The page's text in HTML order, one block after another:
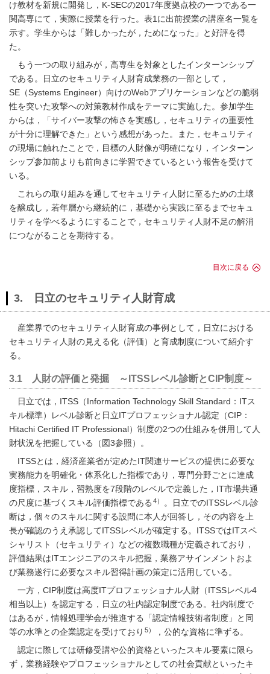
け教材を新規に開発し，K-SECの2017年度拠点校の一つである一
関高専にて，実際に授業を行った。 表1 に出前授業の講座名一覧を
示す。学生からは「難しかったが，ためになった」と好評を得
た。
もう一つの取り組みが，高専生を対象としたインターンシップ
である。日立のセキュリティ人財育成業務の一部として，
SE（Systems Engineer）向けのWebアプリケーションなどの脆弱
性を突いた攻撃への対策教材作成をテーマに実施した。参加学生
からは，「サイバー攻撃の怖さを実感し，セキュリティの重要性
が十分に理解できた」という感想があった。また，セキュリティ
の現場に触れたことで，目標の人財像が明確になり，インターン
シップ参加前よりも前向きに学習できているという報告を受けて
いる。
これらの取り組みを通してセキュリティ人財に至るための土壌
を醸成し，若年層から継続的に，基礎から実践に至るまでセキュ
リティを学べるようにすることで，セキュリティ人財不足の解消
につながることを期待する。
目次に戻る
3. 日立のセキュリティ人財育成
産業界でのセキュリティ人財育成の事例として，日立における
セキュリティ人財の見える化（評価）と育成制度について紹介す
る。
3.1 人財の評価と発掘 ～ITSSレベル診断とCIP制度～
日立では，ITSS（Information Technology Skill Standard：ITス
キル標準）レベル診断と日立ITプロフェッショナル認定（CIP：
Hitachi Certified IT Professional）制度の2つの仕組みを併用して人
財状況を把握している（図3参照）。
ITSSとは，経済産業省が定めたIT関連サービスの提供に必要な
実務能力を明確化・体系化した指標であり，専門分野ごとに達成
度指標，スキル，習熟度を7段階のレベルで定義した，IT市場共通
の尺度に基づくスキル評価指標である 4）
。日立でのITSSレベル診
断は，個々のスキルに関する設問に本人が回答し，その内容を上
長が確認のうえ承認してITSSレベルが確定する。ITSSではITスペ
シャリスト（セキュリティ）などの複数職種が定義されており，
評価結果はITエンジニアのスキル把握，業務アサインメントおよ
び業務遂行に必要なスキル習得計画の策定に活用している。
一方，CIP制度は高度ITプロフェッショナル人財（ITSSレベル4
相当以上）を認定する，日立の社内認定制度である。社内制度で
はあるが，情報処理学会が推進する「認定情報技術者制度」と同
等の水準との企業認定を受けており 5）
，公的な資格に準ずる。
認定に際しては研修受講や公的資格といったスキル要素に限ら
ず，業務経験やプロフェッショナルとしての社会貢献といったキ